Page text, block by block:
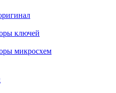
ключей
микросхем